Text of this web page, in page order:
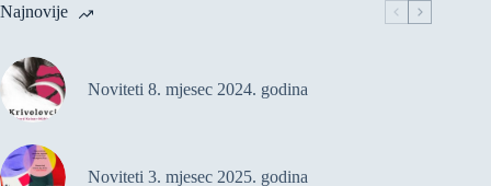
Najnovije
Noviteti 8. mjesec 2024. godina
Noviteti 3. mjesec 2025. godina